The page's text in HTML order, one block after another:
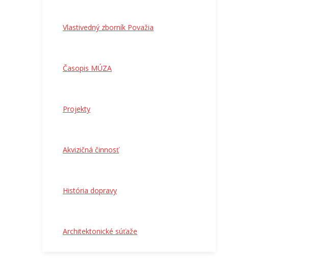
Vlastivedný zborník Považia
Časopis MÚZA
Projekty
Akvizičná činnosť
História dopravy
Architektonické súťaže